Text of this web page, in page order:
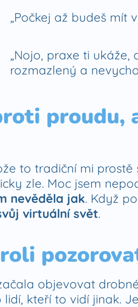
„Počkej až budeš mít
„Nojo, praxe ti ukáže,
rozmazlený a
proudu,
to tradiční mi
zle. Moc jsem
nevěděla jak. Když
virtuální svět.
objevovat
lidí, kteří to vidí jinak.